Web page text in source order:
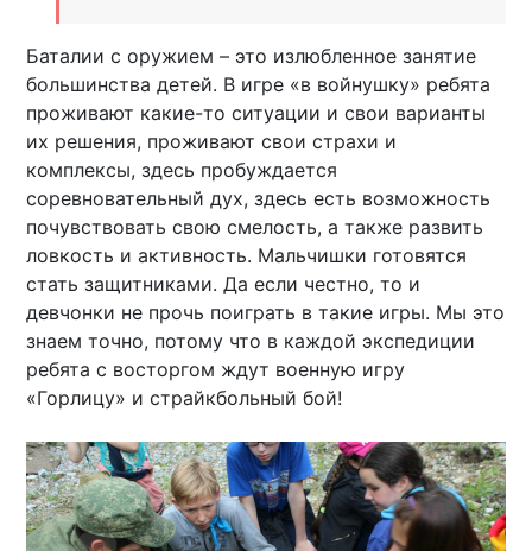
Баталии с оружием – это излюбленное занятие
большинства детей. В игре «в войнушку» ребята
проживают какие-то ситуации и свои варианты
их решения, проживают свои страхи и
комплексы, здесь пробуждается
соревновательный дух, здесь есть возможность
почувствовать свою смелость, а также развить
ловкость и активность. Мальчишки готовятся
стать защитниками. Да если честно, то и
девчонки не прочь поиграть в такие игры. Мы это
знаем точно, потому что в каждой экспедиции
ребята с восторгом ждут военную игру
«Горлицу» и страйкбольный бой!